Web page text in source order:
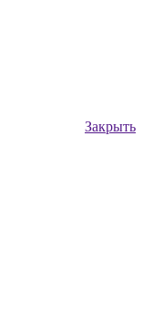
Закрыть